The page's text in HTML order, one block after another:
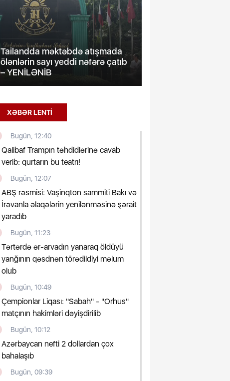
Azərbaycanda şahmatın inkişafı
və beynəlxalq əməkdaşlıq
müzakirə edilib
XƏBƏR LENTİ
Bugün, 12:40
Qalibaf Trampın təhdidlərinə cavab
verib: qurtarın bu teatrı!
Bugün, 12:07
ABŞ rəsmisi: Vaşinqton sammiti Bakı və
İrəvanla əlaqələrin yenilənməsinə şərait
yaradıb
Bugün, 11:23
Tərtərdə ər-arvadın yanaraq öldüyü
yanğının qəsdnən törədildiyi məlum
olub
Bugün, 10:49
Çempionlar Liqası: "Sabah" - "Orhus"
matçının hakimləri dəyişdirilib
Bugün, 10:12
Azərbaycan nefti 2 dollardan çox
bahalaşıb
Bugün, 09:39